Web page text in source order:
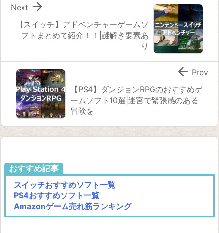
【スイッチ】アドベンチャーゲームソ
フトまとめて紹介！！|謎解き要素あ
り

Next
【PS4】ダンジョンRPGのおすすめゲ
ームソフト10選|迷宮で緊張感のある
冒険を
 Prev
おすすめ記事
スイッチおすすめソフト一覧
PS4おすすめソフト一覧
Amazonゲーム売れ筋ランキング